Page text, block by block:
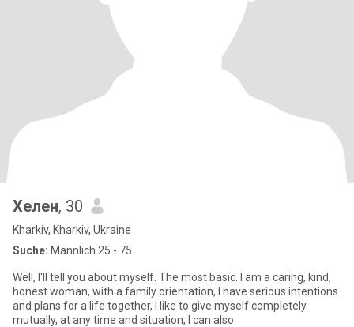
Хелен, 30
Kharkiv, Kharkiv, Ukraine
Suche: Männlich 25 - 75
Well, I'll tell you about myself. The most basic. I am a caring, kind,
honest woman, with a family orientation, I have serious intentions
and plans for a life together, I like to give myself completely
mutually, at any time and situation, I can also